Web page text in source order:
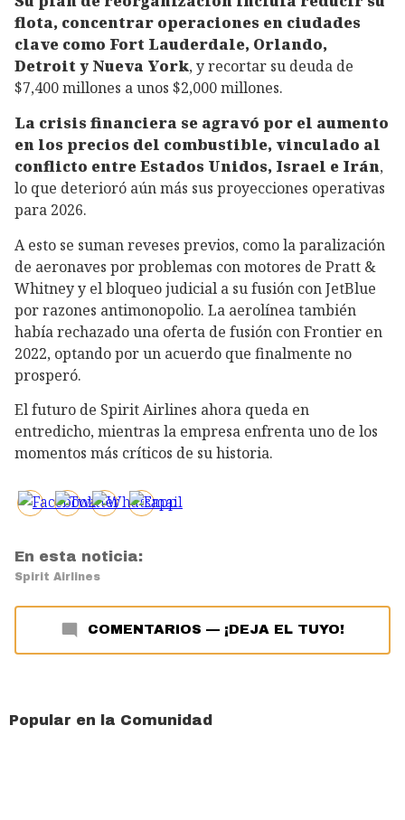
flota, concentrar operaciones en ciudades
clave como Fort Lauderdale, Orlando,
Detroit y Nueva York, y recortar su deuda de
$7,400 millones a unos $2,000 millones.
La crisis financiera se agravó por el aumento
en los precios del combustible, vinculado al
conflicto entre Estados Unidos, Israel e Irán,
lo que deterioró aún más sus proyecciones operativas
para 2026.
A esto se suman reveses previos, como la paralización
de aeronaves por problemas con motores de Pratt &
Whitney y el bloqueo judicial a su fusión con JetBlue
por razones antimonopolio. La aerolínea también
había rechazado una oferta de fusión con Frontier en
2022, optando por un acuerdo que finalmente no
prosperó.
El futuro de Spirit Airlines ahora queda en
entredicho, mientras la empresa enfrenta uno de los
momentos más críticos de su historia.
En esta noticia:
Spirit Airlines
COMENTARIOS — ¡DEJA EL TUYO!
Popular en la Comunidad